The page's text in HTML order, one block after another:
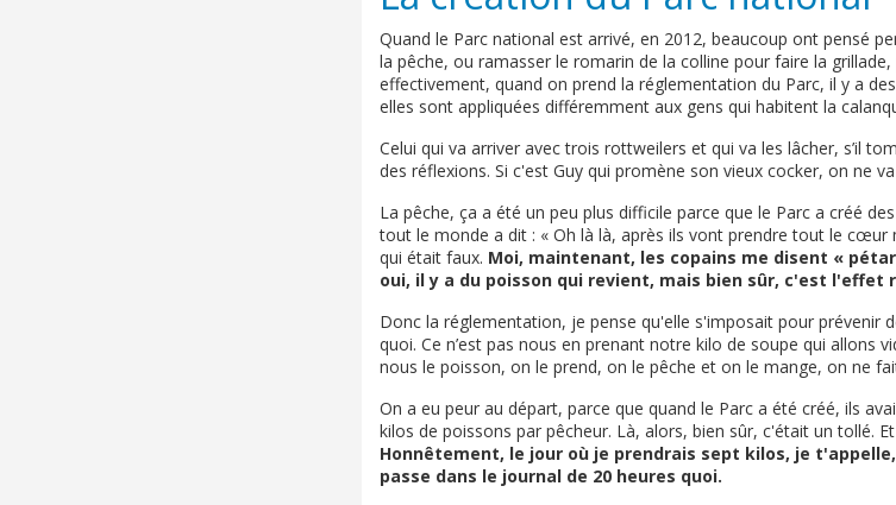
Quand le Parc national est arrivé, en 2012, beaucoup ont pensé
la pêche, ou ramasser le romarin de la colline pour faire la
effectivement, quand on prend la réglementation du Parc, il y a
elles sont appliquées différemment aux gens qui habitent la
Celui qui va arriver avec trois rottweilers et qui va les lâcher, s’il
des réflexions. Si c'est Guy qui promène son vieux cocker, on ne va
La pêche, ça a été un peu plus difficile parce que le Parc a créé
tout le monde a dit : « Oh là là, après ils vont prendre tout le cœur
qui était faux. Moi, maintenant, les copains me disent «
oui, il y a du poisson qui revient, mais bien sûr, c'est l'effet
Donc la réglementation, je pense qu'elle s'imposait pour prévenir
quoi. Ce n’est pas nous en prenant notre kilo de soupe qui allons
nous le poisson, on le prend, on le pêche et on le mange, on ne
On a eu peur au départ, parce que quand le Parc a été créé, ils
kilos de poissons par pêcheur. Là, alors, bien sûr, c'était un tollé.
Honnêtement, le jour où je prendrais sept kilos, je
passe dans le journal de 20 heures quoi.